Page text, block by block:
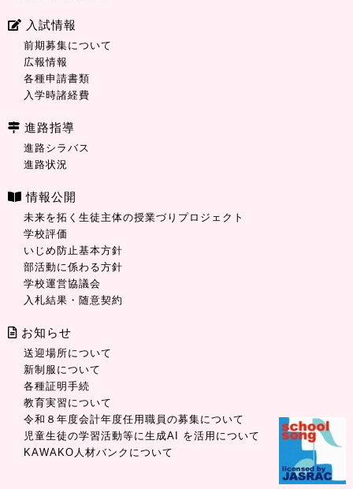
入試情報
前期募集について
広報情報
各種申請書類
入学時諸経費
進路指導
進路シラバス
進路状況
情報公開
未来を拓く生徒主体の授業づりプロジェクト
学校評価
いじめ防止基本方針
部活動に係わる方針
学校運営協議会
入札結果・随意契約
お知らせ
送迎場所について
新制服について
各種証明手続
教育実習について
令和８年度会計年度任用職員の募集について
児童生徒の学習活動等に生成AI を活用について
KAWAKO人材バンクについて